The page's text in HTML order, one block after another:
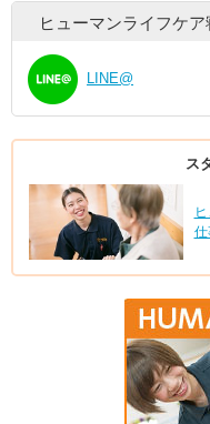
ヒューマンライフケ
LINE@
ス
仕